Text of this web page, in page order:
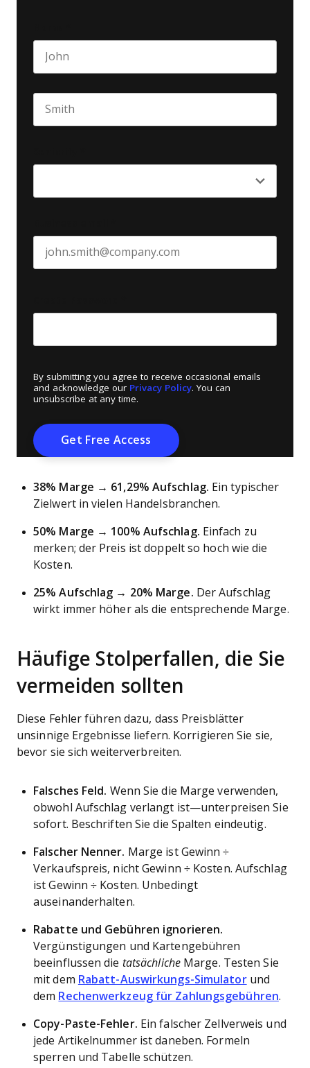
By submitting you agree to receive occasional emails
and acknowledge our Privacy Policy. You can
unsubscribe at any time.
38% Marge → 61,29% Aufschlag. Ein typischer
Zielwert in vielen Handelsbranchen.
50% Marge → 100% Aufschlag. Einfach zu
merken; der Preis ist doppelt so hoch wie die
Kosten.
25% Aufschlag → 20% Marge. Der Aufschlag
wirkt immer höher als die entsprechende Marge.
Häufige Stolperfallen, die Sie
vermeiden sollten
Diese Fehler führen dazu, dass Preisblätter
unsinnige Ergebnisse liefern. Korrigieren Sie sie,
bevor sie sich weiterverbreiten.
Falsches Feld. Wenn Sie die Marge verwenden,
obwohl Aufschlag verlangt ist—unterpreisen Sie
sofort. Beschriften Sie die Spalten eindeutig.
Falscher Nenner. Marge ist Gewinn ÷
Verkaufspreis, nicht Gewinn ÷ Kosten. Aufschlag
ist Gewinn ÷ Kosten. Unbedingt
auseinanderhalten.
Rabatte und Gebühren ignorieren.
Vergünstigungen und Kartengebühren
beeinflussen die tatsächlicheMarge. Testen Sie
mit dem Rabatt-Auswirkungs-Simulatorund
dem Rechenwerkzeug für Zahlungsgebühren.
Copy-Paste-Fehler. Ein falscher Zellverweis und
jede Artikelnummer ist daneben. Formeln
sperren und Tabelle schützen.